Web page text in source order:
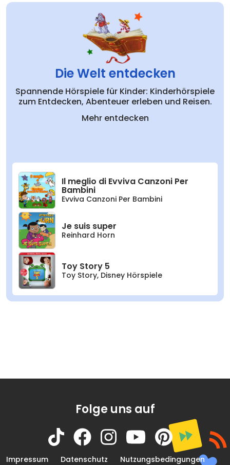
Die Welt entdecken
Spannende Hörspiele für Kinder: Kinderhörspiele
zum Entdecken, Abenteuer erleben und Reisen.
Mehr entdecken
Il meglio di Evviva Canzoni Per
Bambini
Evviva Canzoni Per Bambini
Je suis super
Reinhard Horn
Toy Story 5
Toy Story, Disney Hörspiele
Folge uns auf
Impressum Datenschutz
Nutzungsbedingungen